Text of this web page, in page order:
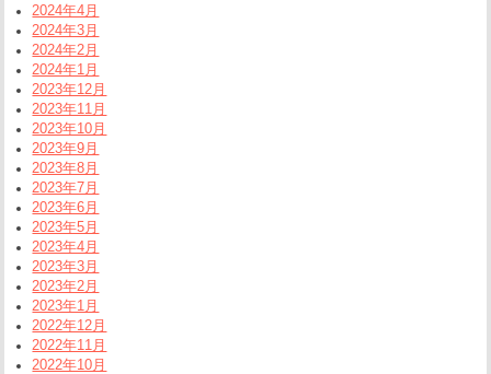
2024年4月
2024年3月
2024年2月
2024年1月
2023年12月
2023年11月
2023年10月
2023年9月
2023年8月
2023年7月
2023年6月
2023年5月
2023年4月
2023年3月
2023年2月
2023年1月
2022年12月
2022年11月
2022年10月